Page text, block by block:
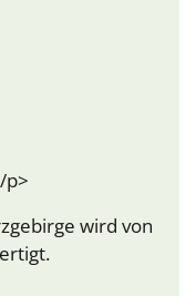
p>
wird von